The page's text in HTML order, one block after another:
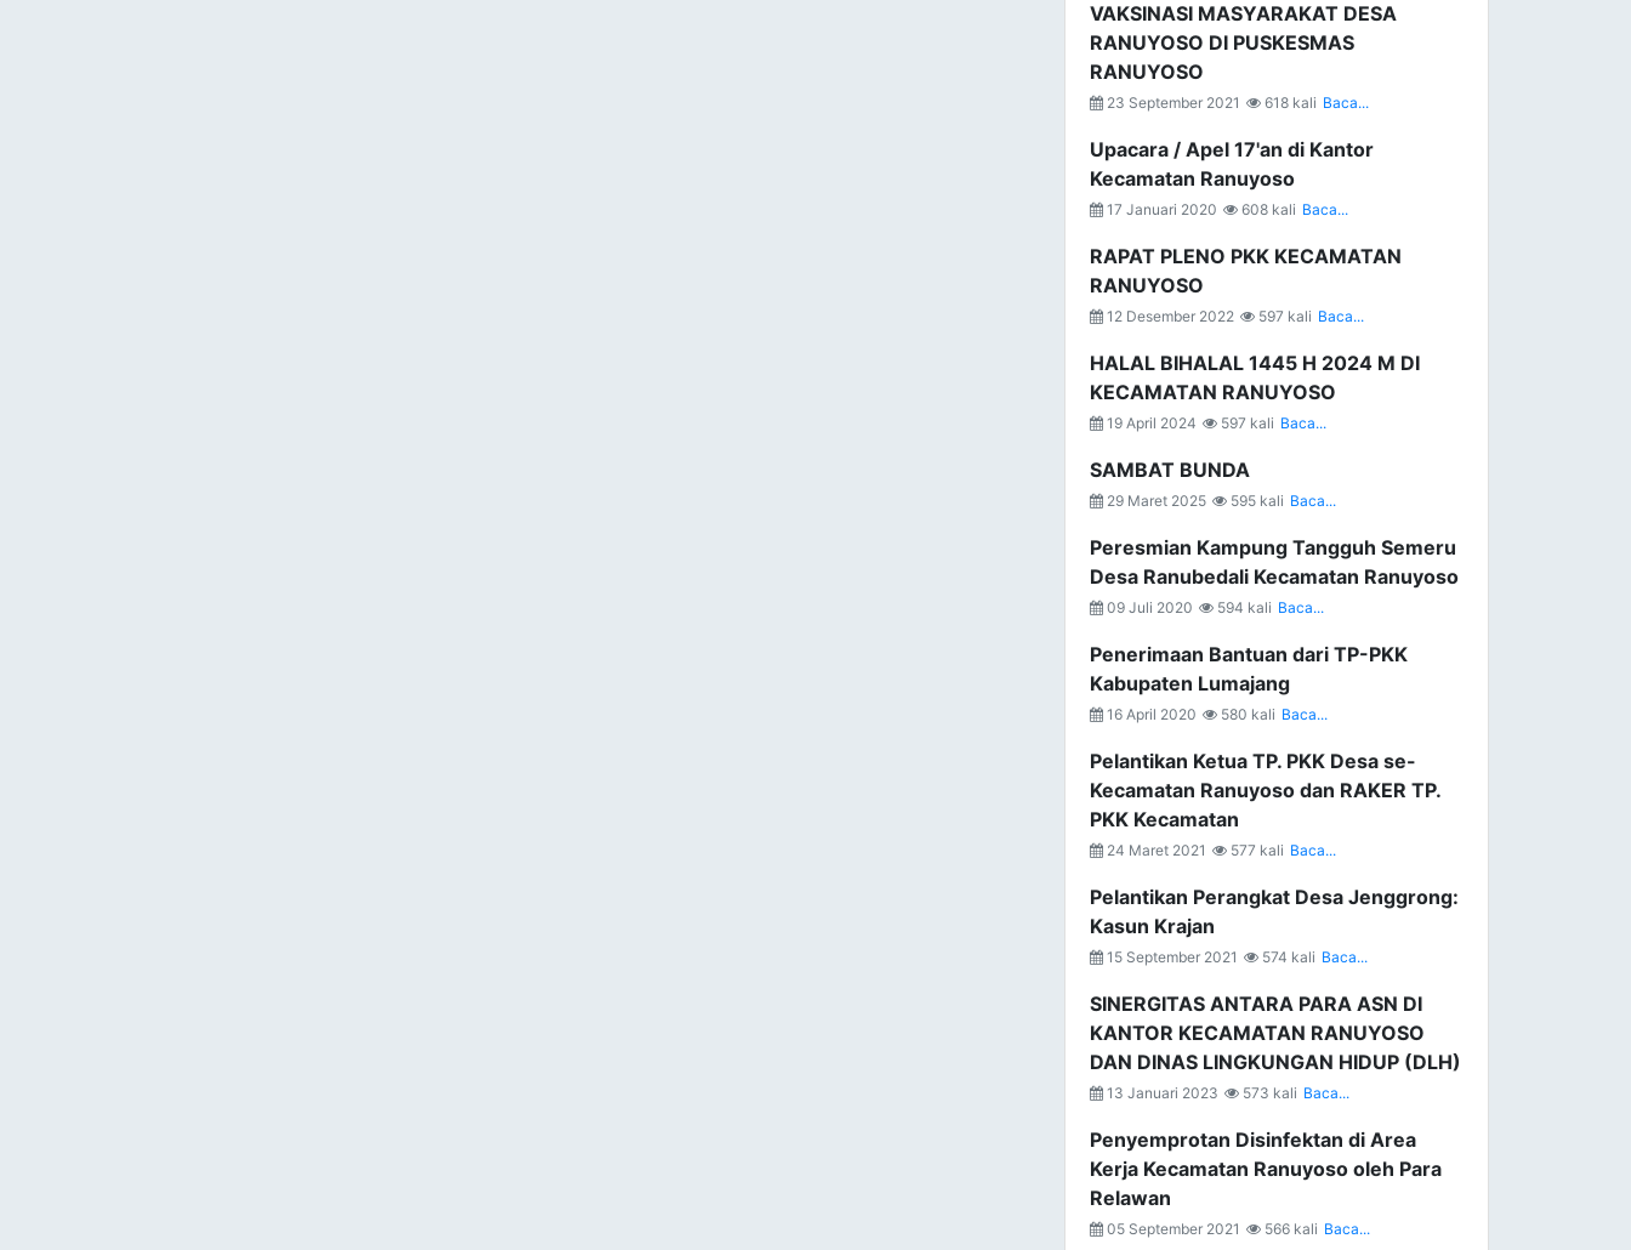
VAKSINASI MASYARAKAT DESA
RANUYOSO DI PUSKESMAS
RANUYOSO
23 September 2021 618 kali Baca...
Upacara / Apel 17'an di Kantor
Kecamatan Ranuyoso
17 Januari 2020 608 kali Baca...
RAPAT PLENO PKK KECAMATAN
RANUYOSO
12 Desember 2022 597 kali Baca...
HALAL BIHALAL 1445 H 2024 M DI
KECAMATAN RANUYOSO
19 April 2024 597 kali Baca...
SAMBAT BUNDA
29 Maret 2025 595 kali Baca...
Peresmian Kampung Tangguh Semeru
Desa Ranubedali Kecamatan Ranuyoso
09 Juli 2020 594 kali Baca...
Penerimaan Bantuan dari TP-PKK
Kabupaten Lumajang
16 April 2020 580 kali Baca...
Pelantikan Ketua TP. PKK Desa se-
Kecamatan Ranuyoso dan RAKER TP.
PKK Kecamatan
24 Maret 2021 577 kali Baca...
Pelantikan Perangkat Desa Jenggrong:
Kasun Krajan
15 September 2021 574 kali Baca...
SINERGITAS ANTARA PARA ASN DI
KANTOR KECAMATAN RANUYOSO
DAN DINAS LINGKUNGAN HIDUP (DLH)
13 Januari 2023 573 kali Baca...
Penyemprotan Disinfektan di Area
Kerja Kecamatan Ranuyoso oleh Para
Relawan
05 September 2021 566 kali Baca...